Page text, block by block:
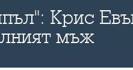
Крис
мъж